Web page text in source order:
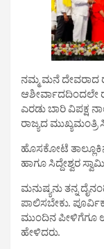
ನಮ್ಮ ಮನೆ ದೇವರಾದ
ಆಶೀರ್ವಾದದಿಂದಲೇ
ಎರಡು ಬಾರಿ ವಿಪಕ್ಷ
ರಾಜ್ಯದ
ಹೊಸಕೋಟೆ
ಹಾಗೂ ಸಿದ್ದೇಶ್ವರ
ಮನುಷ್ಯನು ತನ್ನ
ಪಾಲಿಸಬೇಕು.
ಮುಂದಿನ ಪೀಳಿಗೆಗೂ
ಹೇಳಿದರು.